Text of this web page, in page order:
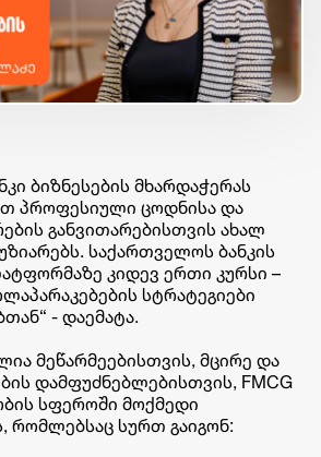
ბიზნესების მხარდაჭერას
პროფესიული ცოდნისა და
განვითარებისთვის ახალ
საქართველოს ბანკის
კიდევ ერთი კურსი –
სტრატეგიები
- დაემატა.
მეწარმეებისთვის, მცირე და
დამფუძნებლებისთვის, FMCG
სფეროში მოქმედი
რომლებსაც სურთ გაიგონ: